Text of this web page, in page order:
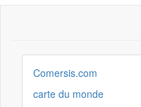
Comersis.com
carte du monde